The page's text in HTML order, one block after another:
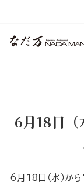
6月18日
6月18日（水）か